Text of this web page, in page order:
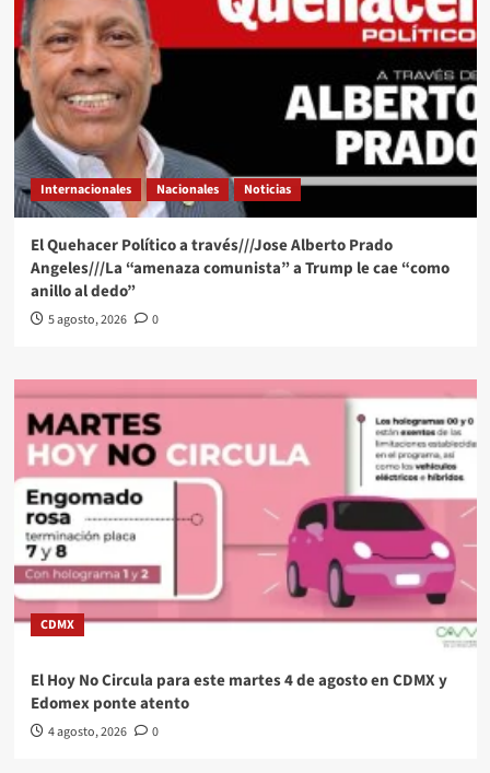
Internacionales Nacionales Noticias
El Quehacer Político a través///Jose Alberto Prado
Angeles///La “amenaza comunista” a Trump le cae “como
anillo al dedo”
5 agosto, 2026 0
CDMX
El Hoy No Circula para este martes 4 de agosto en CDMX y
Edomex ponte atento
4 agosto, 2026 0